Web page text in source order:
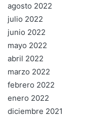
agosto 2022
julio 2022
junio 2022
mayo 2022
abril 2022
marzo 2022
febrero 2022
enero 2022
diciembre 2021